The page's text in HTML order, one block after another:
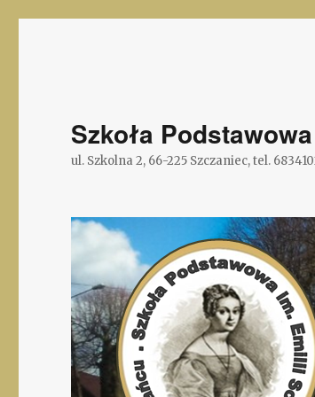
Szkoła
ul. Szkolna 2, 66-225 Szczaniec, tel.